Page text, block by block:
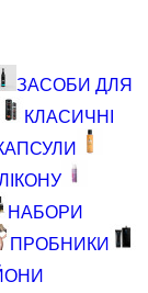
ЗАСОБИ ДЛЯ
КЛАСИЧНІ
НАБОРИ
ПРОБНИКИ